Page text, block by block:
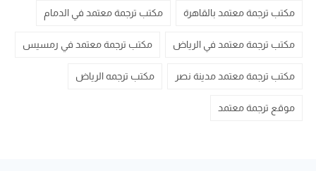
مكتب ترجمة معتمد بالقاهرة مكتب ترجمة معتمد في الدمام
مكتب ترجمة معتمد في الرياض مكتب ترجمة معتمد في رمسيس
مكتب ترجمة معتمد مدينة نصر مكتب ترجمه الرياض
موقع ترجمة معتمد